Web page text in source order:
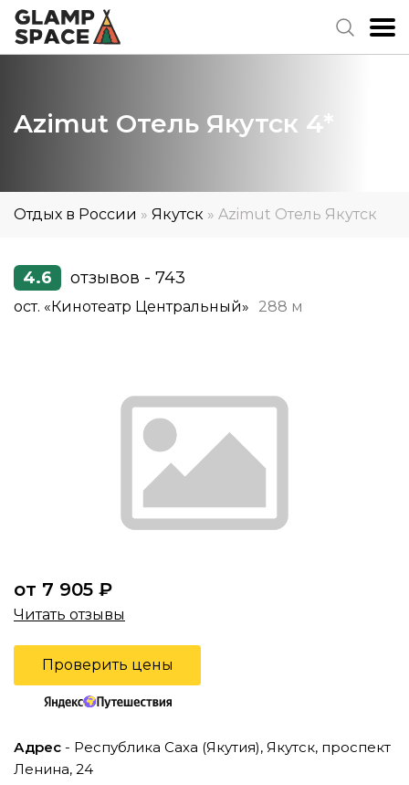
Azimut Отель Якутск 4*
Отдых в России » Якутск » Azimut Отель Якутск
4.6 отзывов - 743
ост. «Кинотеатр Центральный» 288 м
от 7 905 ₽
Читать отзывы
Проверить цены
Адрес - Республика Саха (Якутия), Якутск, проспект
Ленина, 24